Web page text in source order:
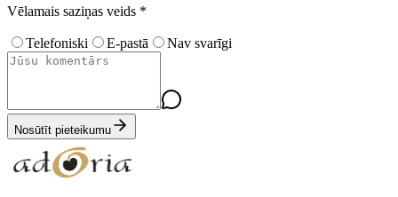
Vēlamais saziņas veids *
Telefoniski E-pastā Nav svarīgi
Nosūtīt pieteikumu